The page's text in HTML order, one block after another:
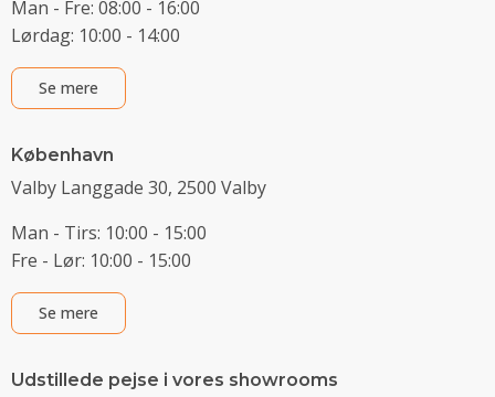
Man - Fre: 08:00 - 16:00
Lørdag: 10:00 - 14:00
Se mere
København
Valby Langgade 30, 2500 Valby
Man - Tirs: 10:00 - 15:00
Fre - Lør: 10:00 - 15:00
Se mere
Udstillede pejse i vores showrooms